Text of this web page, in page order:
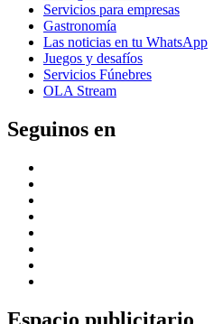
Servicios para empresas
Gastronomía
Las noticias en tu WhatsApp
Juegos y desafíos
Servicios Fúnebres
OLA Stream
Seguinos en